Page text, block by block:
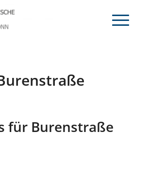
für Burenstraße